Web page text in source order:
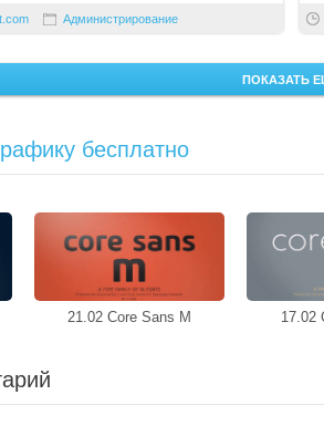
Администрирование
ПОКАЗАТЬ
бесплатно
21.02 Core Sans M 17.02